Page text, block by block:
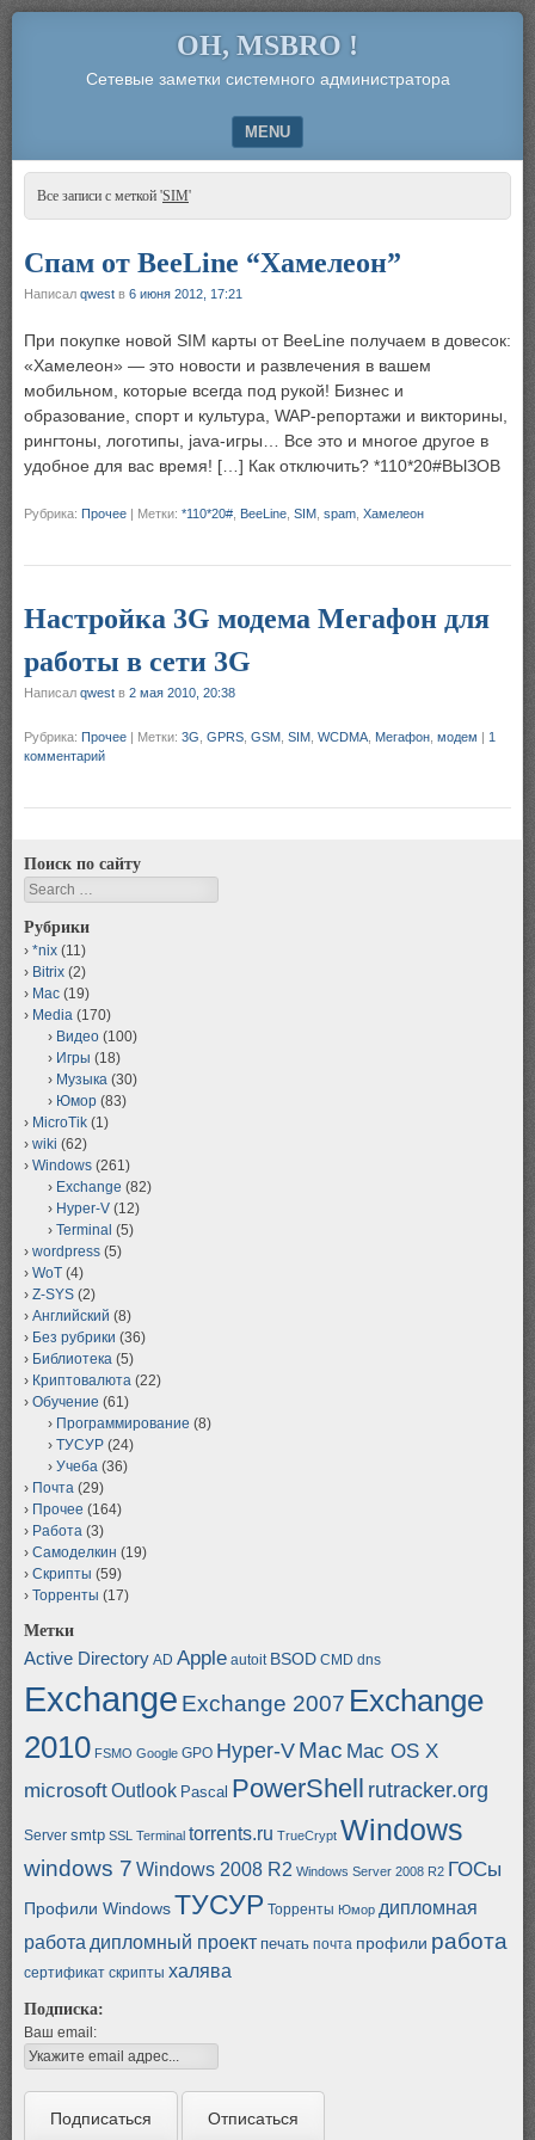
OH, MSBRO !
Сетевые заметки системного администратора
MENU
SKIP TO CONTENT
Все записи с меткой 'SIM'
Спам от BeeLine “Хамелеон”
Написал qwest в 6 июня 2012, 17:21
При покупке новой SIM карты от BeeLine получаем в довесок:
«Хамелеон» — это новости и развлечения в вашем
мобильном, которые всегда под рукой! Бизнес и
образование, спорт и культура, WAP-репортажи и викторины,
рингтоны, логотипы, java-игры… Все это и многое другое в
удобное для вас время! […] Как отключить? *110*20#ВЫЗОВ
Рубрика: Прочее | Метки: *110*20# BeeLine SIM spam Хамелеон
Настройка 3G модема Мегафон для
работы в сети 3G
Написал qwest в 2 мая 2010, 20:38
Рубрика: Прочее | Метки: 3G GPRS GSM SIM WCDMA Мегафон модем | 1
комментарий
Поиск по сайту
Search
Рубрики
*nix (11)
Bitrix (2)
Mac (19)
Media (170)
Видео (100)
Игры (18)
Музыка (30)
Юмор (83)
MicroTik (1)
wiki (62)
Windows (261)
Exchange (82)
Hyper-V (12)
Terminal (5)
wordpress (5)
WoT (4)
Z-SYS (2)
Английский (8)
Без рубрики (36)
Библиотека (5)
Криптовалюта (22)
Обучение (61)
Программирование (8)
ТУСУР (24)
Учеба (36)
Почта (29)
Прочее (164)
Работа (3)
Самоделкин (19)
Скрипты (59)
Торренты (17)
Метки
Active Directory AD Apple autoit BSOD CMD dns
Exchange Exchange 2007 Exchange
2010 FSMO Google GPO Hyper-V Mac Mac OS X
microsoftOutlook Pascal PowerShell rutracker.org
Server smtp SSL Terminal torrents.ru TrueCrypt Windows
windows 7 Windows 2008 R2 Windows Server 2008 R2 ГОСы
Профили WindowsТУСУР Торренты Юмор дипломная
работа дипломный проект печать почта профили работа
сертификат скрипты халява
Подписка:
Ваш email: